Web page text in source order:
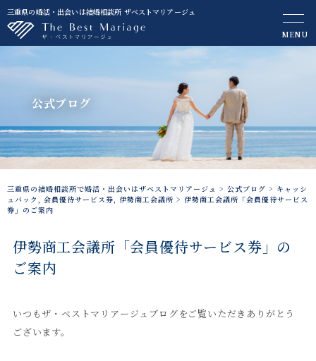
三重県の婚活・出会いは結婚相談所 ザベストマリアージュ
MENU
公式ブログ
三重県の結婚相談所で婚活・出会いはザベストマリアージュ > 公式ブログ > キャッシ
ュバック , 会員優待サービス券, 伊勢商工会議所 > 伊勢商工会議所「会員優待サービス
券」のご案内
伊勢商工会議所「会員優待サービス券」の
ご案内
いつもザ・ベストマリアージュブログをご覧いただきありがとう
ございます。